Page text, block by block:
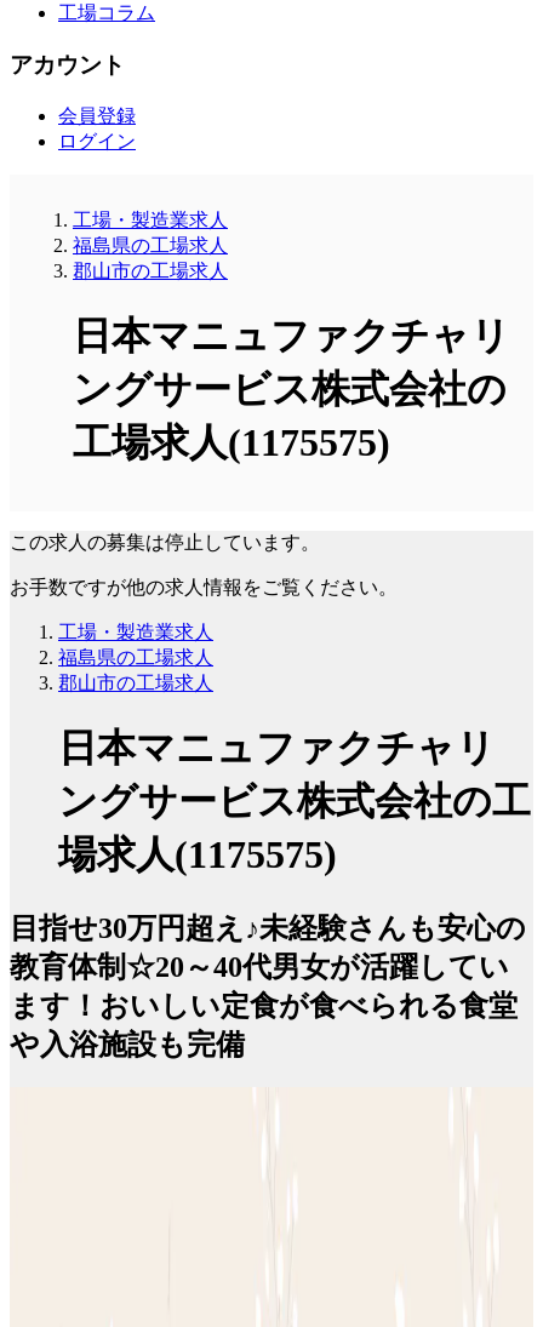
工場コラム
アカウント
会員登録
ログイン
工場・製造業求人
福島県の工場求人
郡山市の工場求人
日本マニュファクチャリ
ングサービス株式会社の
工場求人(1175575)
この求人の募集は停止しています。
お手数ですが他の求人情報をご覧ください。
工場・製造業求人
福島県の工場求人
郡山市の工場求人
日本マニュファクチャリ
ングサービス株式会社の工
場求人(1175575)
目指せ30万円超え♪未経験さんも安心の
教育体制☆20～40代男女が活躍してい
ます！おいしい定食が食べられる食堂
や入浴施設も完備